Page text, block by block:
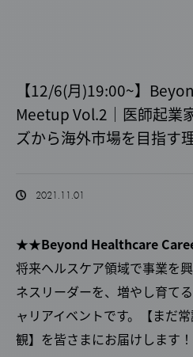
【12/6(月)19:00~】
Meetup Vol.2｜医師起業
ズから海外市場を目指す
2021.11.01
★★Beyond Healthcare
将来ヘルスケア領域で事業を
ネスリーダーを、増やし育て
ャリアイベントです。【まだ
観】を皆さまにお届けします！